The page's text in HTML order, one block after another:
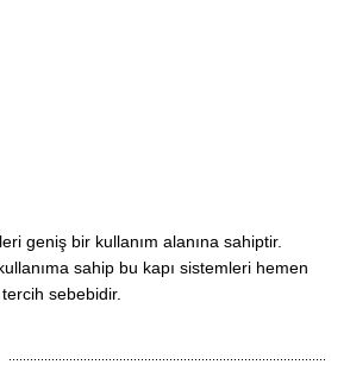
geniş bir kullanım alanına sahiptir.
sahip bu kapı sistemleri hemen
sebebidir.